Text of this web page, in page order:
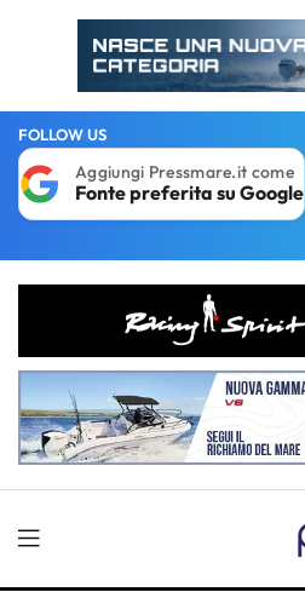
FOLLOW US
Aggiungi Pressmare.it come
Fonte preferita su Google